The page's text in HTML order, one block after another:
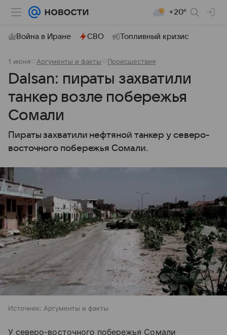
+20°
Война в Иране СВО Топливный кризис
1 июня Аргументы и факты Происшествия
Dalsan: пираты захватили
танкер возле побережья
Сомали
Пираты захватили нефтяной танкер у северо-
восточного побережья Сомали.
Источник: Аргументы и факты
У северо-восточного побережья Сомали